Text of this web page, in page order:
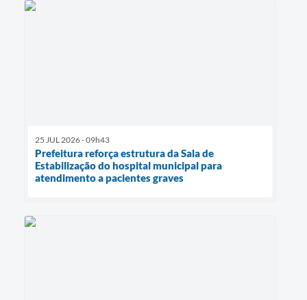
25 JUL 2026 - 09h43
Prefeitura reforça estrutura da Sala de
Estabilização do hospital municipal para
atendimento a pacientes graves